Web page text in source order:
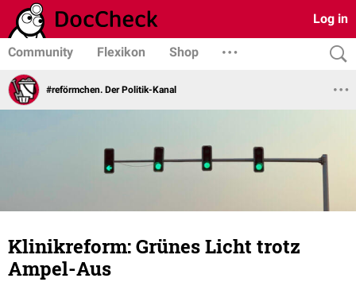
Log in
Community Flexikon Shop
#reförmchen. Der Politik-Kanal
Klinikreform: Grünes Licht trotz
Ampel-Aus